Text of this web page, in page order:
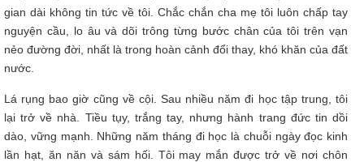
gian dài không tin tức về tôi. Chắc chắn cha mẹ tôi luôn chấp tay
nguyện cầu, lo âu và dõi trông từng bước chân của tôi trên vạn
nẻo đường đời, nhất là trong hoàn cảnh đổi thay, khó khăn của đất
nước.
Lá rụng bao giờ cũng về cội. Sau nhiều năm đi học tập trung, tôi
lại trở về nhà. Tiều tụy, trắng tay, nhưng hành trang đức tin dồi
dào, vững mạnh. Những năm tháng đi học là chuỗi ngày đọc kinh
lần hạt, ăn năn và sám hối. Tôi may mắn được trở về nơi chôn